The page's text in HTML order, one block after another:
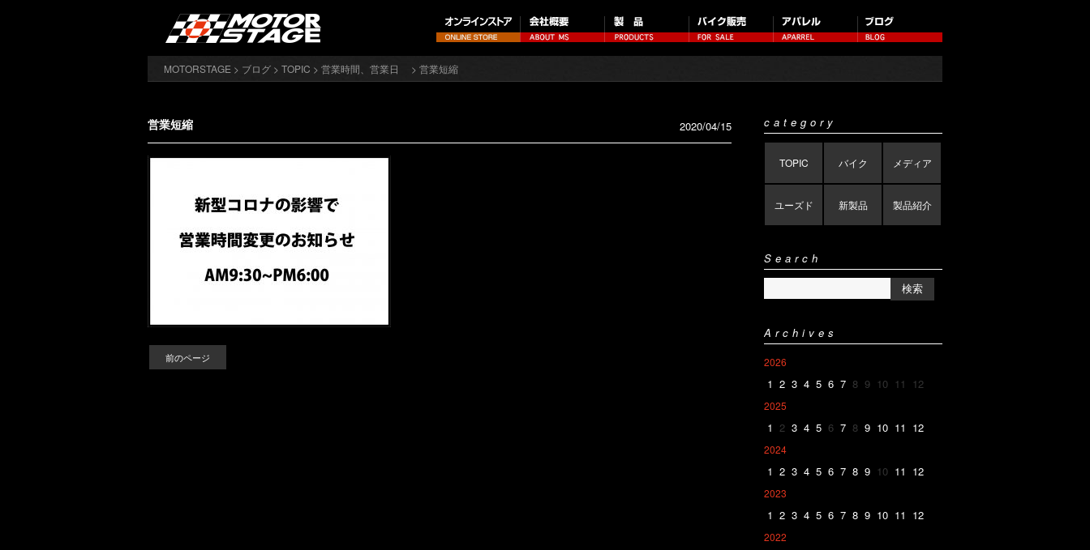
MOTORSTAGE > ブログ > TOPIC > 営業時間、営業日 > 営業短縮
営業短縮 2020/04/15
前のページ
category
TOPIC バイク メディア
ユーズド 新製品 製品紹介
Search
Archives
2026
1 2 3 4 5 6 7 8 9 10 11 12
2025
1 2 3 4 5 6 7 8 9 10 11 12
2024
1 2 3 4 5 6 7 8 9 10 11 12
2023
1 2 3 4 5 6 7 8 9 10 11 12
2022